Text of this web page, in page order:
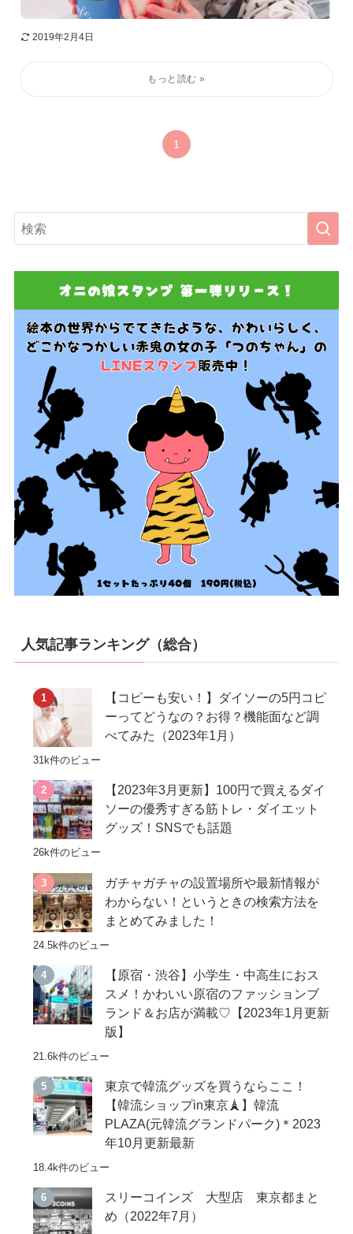
2019年2月4日
1
人気記事ランキング（総合）
【コピーも安い！】ダイソーの5円コピ
ーってどうなの？お得？機能面など調
べてみた（2023年1月）
31k件のビュー
【2023年3月更新】100円で買えるダイ
ソーの優秀すぎる筋トレ・ダイエット
グッズ！SNSでも話題
26k件のビュー
ガチャガチャの設置場所や最新情報が
わからない！というときの検索方法を
まとめてみました！
24.5k件のビュー
【原宿・渋谷】小学生・中高生におス
スメ！かわいい原宿のファッションブ
ランド＆お店が満載♡【2023年1月更新
版】
21.6k件のビュー
東京で韓流グッズを買うならここ！
【韓流ショップin東京🗼】韓流
PLAZA(元韓流グランドパーク)＊2023
年10月更新最新
18.4k件のビュー
スリーコインズ 大型店 東京都まと
め（2022年7月）